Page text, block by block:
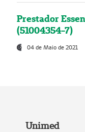
Prestador
(51004354-7)
04 de Maio de 2021
Unimed